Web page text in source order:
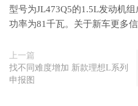
型号为JL473Q5的1.5L发动机
功率为81千瓦。关于新车更多
上一篇
找不同难度增加 新款理想L系列
申报图